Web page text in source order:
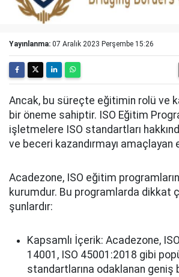
Yayınlanma: 07 Aralık 2023 Perşembe 15:26
Ancak, bu süreçte eğitimin rolü ve
bir öneme sahiptir. ISO Eğitim
işletmelere ISO standartları
ve beceri kazandırmayı amaçlayan
Acadezone, ISO eğitim
kurumdur. Bu programlarda dikkat
şunlardır:
Kapsamlı İçerik: Acadezone,
14001, ISO 45001:2018 gibi
standartlarına odaklanan geniş